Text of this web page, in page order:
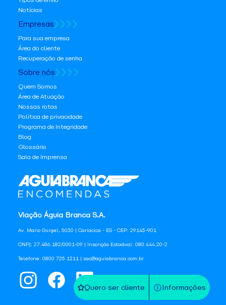
Quero ser cliente Informações
Viação Águia Branca S.A.
Av. Mario Gurgel, 5030 | Cariacica - ES - CEP: 29145-901
CNPJ: 27.486.182/0001-09 | Inscrição Estadual: 080.444.20-2
Telefone: 0800 725 1211 | sac@aguiabranca.com.br
Notícias
Empresas
Para sua empresa
Área do cliente
Recuperação de senha
Sobre nós
Quem Somos
Área de Atuação
Nossas rotas
Política de privacidade
Programa de Integridade
Blog
Glossário
Sala de Imprensa